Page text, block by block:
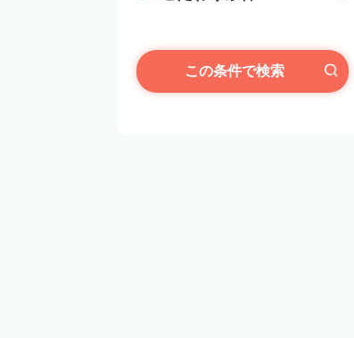
この条件で検索